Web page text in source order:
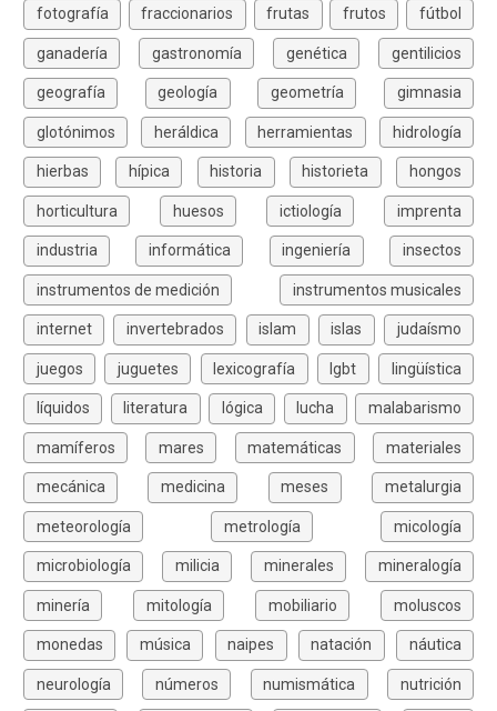
fotografía fraccionarios frutas frutos fútbol
ganadería gastronomía genética gentilicios
geografía geología geometría gimnasia
glotónimos heráldica herramientas hidrología
hierbas hípica historia historieta hongos
horticultura huesos ictiología imprenta
industria informática ingeniería insectos
instrumentos de medición instrumentos musicales
internet invertebrados islam islas judaísmo
juegos juguetes lexicografía lgbt lingüística
líquidos literatura lógica lucha malabarismo
mamíferos mares matemáticas materiales
mecánica medicina meses metalurgia
meteorología metrología micología
microbiología milicia minerales mineralogía
minería mitología mobiliario moluscos
monedas música naipes natación náutica
neurología números numismática nutrición